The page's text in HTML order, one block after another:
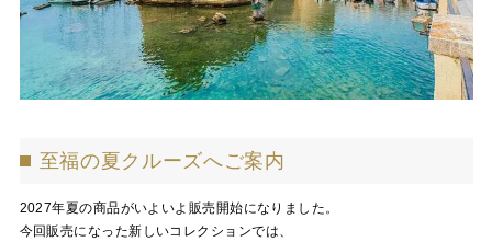
至福の夏クルーズへご案内
2027年夏の商品がいよいよ販売開始になりました。
今回販売になった新しいコレクションでは、